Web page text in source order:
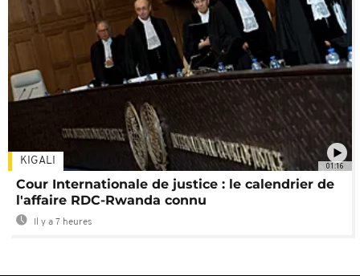
01:16
KIGALI
Cour Internationale de justice : le calendrier de
l'affaire RDC-Rwanda connu
Il y a 7 heures